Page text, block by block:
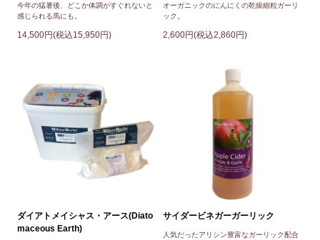
今年の猛暑後、どこか体調がすぐれないと
感じられる馬にも。
14,500円(税込15,950円)
オーガニックのにんにくの乾燥細粒ガーリ
ック。
2,600円(税込2,860円)
ダイアトメイシャス・アース(Diato
maceous Earth)
サイダービネガーガーリック
人気だったアリシン豊富なガーリック配合